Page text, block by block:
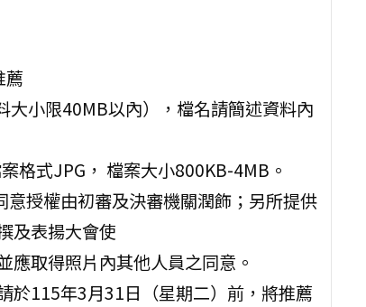
薦
小限40MB以內），檔名請簡述資料內
格式JPG， 檔案大小800KB-4MB。
授權由初審及決審機關潤飾；另所提供
及表揚大會使
應取得照片內其他人員之同意。
於115年3月31日（星期二）前，將推薦